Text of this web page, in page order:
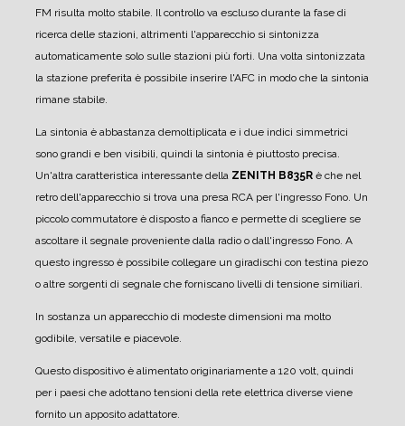
FM risulta molto stabile. Il controllo va escluso durante la fase di
ricerca delle stazioni, altrimenti l'apparecchio si sintonizza
automaticamente solo sulle stazioni più forti. Una volta sintonizzata
la stazione preferita è possibile inserire l'AFC in modo che la sintonia
rimane stabile.
La sintonia è abbastanza demoltiplicata e i due indici simmetrici
sono grandi e ben visibili, quindi la sintonia è piuttosto precisa.
Un'altra caratteristica interessante della ZENITH B835R è che nel
retro dell'apparecchio si trova una presa RCA per l'ingresso Fono. Un
piccolo commutatore è disposto a fianco e permette di scegliere se
ascoltare il segnale proveniente dalla radio o dall'ingresso Fono. A
questo ingresso è possibile collegare un giradischi con testina piezo
o altre sorgenti di segnale che forniscano livelli di tensione similiari.
In sostanza un apparecchio di modeste dimensioni ma molto
godibile, versatile e piacevole.
Questo dispositivo è alimentato originariamente a 120 volt, quindi
per i paesi che adottano tensioni della rete elettrica diverse viene
fornito un apposito adattatore.